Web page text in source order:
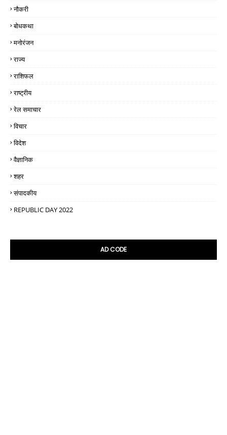
नौकरी
बोधकथा
मनोरंजन
राज्य
राशिफल
राष्ट्रीय
रेल समाचार
विचार
विदेश
वैज्ञानिक
शहर
संपादकीय
REPUBLIC DAY 2022
AD CODE